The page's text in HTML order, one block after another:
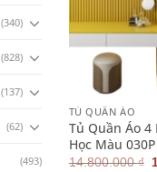
(340)
(828)
(137)
(62)
(493)
TỦ QUẦN ÁO
Tủ Quần Áo 4
Học Màu
14.800.000₫